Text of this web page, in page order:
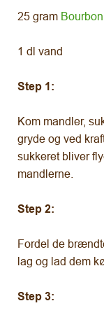
25 gram
1 dl vand
Step 1:
Kom mandler,
gryde og ved
sukkeret bliver
mandlerne.
Step 2:
Fordel de
lag og lad dem
Step 3: